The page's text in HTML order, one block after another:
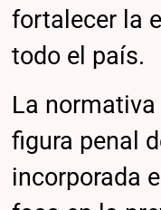
fortalecer la
todo el país.
La
figura penal
incorporada